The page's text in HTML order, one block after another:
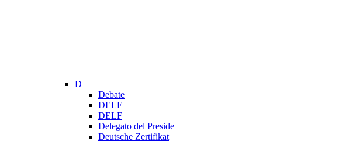
D
Debate
DELE
DELF
Delegato del Preside
Deutsche Zertifikat